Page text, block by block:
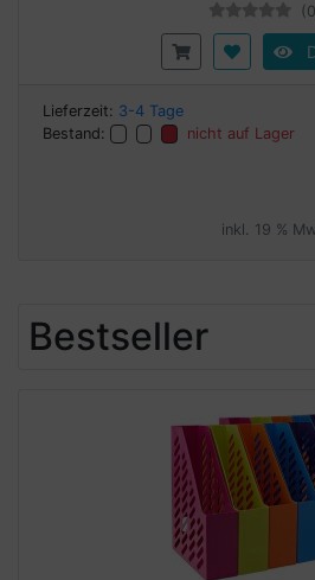
Lieferzeit: 3-4 Tage
Bestand:
nicht auf Lager
inkl. 19 %
Bestseller